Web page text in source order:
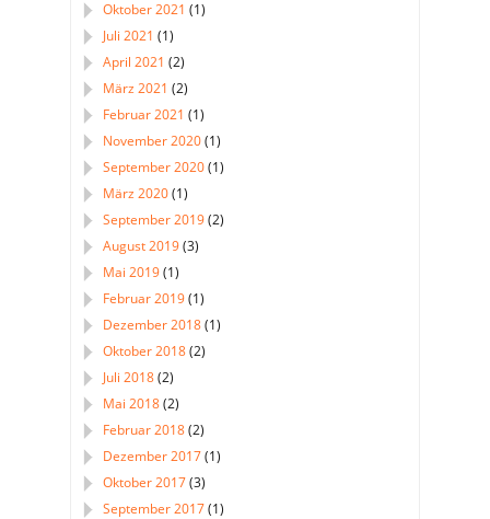
Oktober 2021 (1)
Juli 2021 (1)
April 2021 (2)
März 2021 (2)
Februar 2021 (1)
November 2020(1)
September 2020(1)
März 2020(1)
September 2019(2)
August 2019(3)
Mai 2019(1)
Februar 2019(1)
Dezember 2018(1)
Oktober 2018(2)
Juli 2018(2)
Mai 2018(2)
Februar 2018(2)
Dezember 2017(1)
Oktober 2017(3)
September 2017(1)